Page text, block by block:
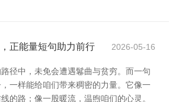
正能量短句助力前行 2026-05-16
径中，未免会遭遇鬈曲与贫穷。而一句
一样能给咱们带来稠密的力量。它像一
的路；像一股暖流，温煦咱们的心灵。